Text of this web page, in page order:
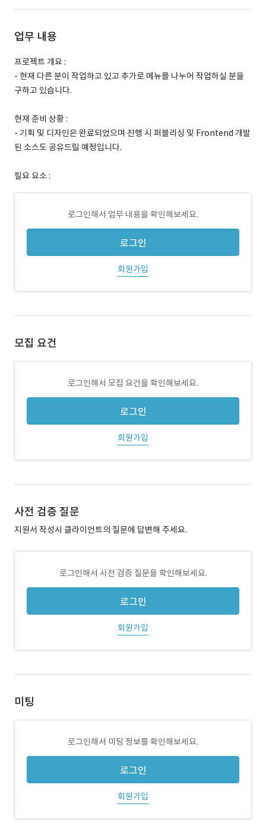
업무 내용
프로젝트 개요 :
- 현재 다른 분이 작업하고 있고 추가로 메뉴를 나누어 작업하실 분을
구하고 있습니다.
현재 준비 상황 :
- 기획 및 디자인은 완료되었으며 진행 시 퍼블리싱 및 Frontend 개발
된 소스도 공유드릴 예정입니다.
필요 요소 :
로그인해서 업무 내용을 확인해보세요.
로그인
회원가입
모집 요건
로그인해서 모집 요건을 확인해보세요.
로그인
회원가입
사전 검증 질문
지원서 작성시 클라이언트의 질문에 답변해 주세요.
로그인해서 사전 검증 질문을 확인해보세요.
로그인
회원가입
미팅
로그인해서 미팅 정보를 확인해보세요.
로그인
회원가입